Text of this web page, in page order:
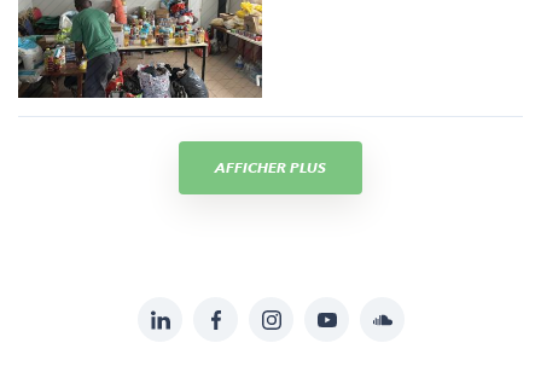
AFFICHER PLUS
LinkedInFacebookInstagramYouTubeSoundcloud